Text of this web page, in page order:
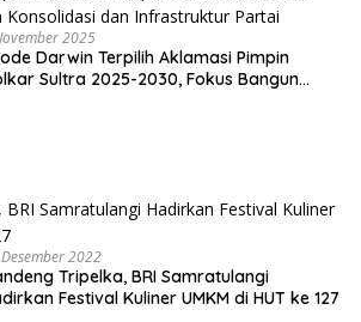
2025
Darwin Terpilih Aklamasi Pimpin
Sultra 2025-2030, Fokus Bangun
2022
Tripelka, BRI Samratulangi
Festival Kuliner UMKM di HUT ke 127